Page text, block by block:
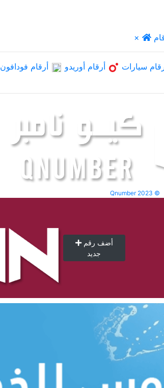
×
سيارات أرقام أوريدو أرقام فودافون
Qnumber 2023 ©
أضف رقم
جديد